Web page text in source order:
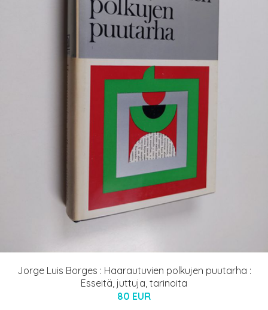
Jorge Luis Borges : Haarautuvien polkujen puutarha :
Esseitä, juttuja, tarinoita
80 EUR